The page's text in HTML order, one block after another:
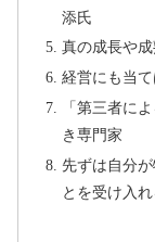
添氏
真の成長や
経営にも当
「第三者に
き専門家
先ずは自分
とを受け入れ